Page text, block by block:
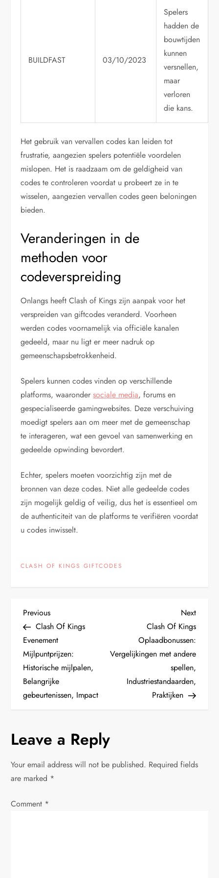
BUILDFAST 03/10/2023
Spelers
hadden de
bouwtijden
kunnen
versnellen,
maar
verloren
die kans.
Het gebruik van vervallen codes kan leiden tot
frustratie, aangezien spelers potentiële voordelen
mislopen. Het is raadzaam om de geldigheid van
codes te controleren voordat u probeert ze in te
wisselen, aangezien vervallen codes geen beloningen
bieden.
Veranderingen in de
methoden voor
codeverspreiding
Onlangs heeft Clash of Kings zijn aanpak voor het
verspreiden van giftcodes veranderd. Voorheen
werden codes voornamelijk via officiële kanalen
gedeeld, maar nu ligt er meer nadruk op
gemeenschapsbetrokkenheid.
Spelers kunnen codes vinden op verschillende
platforms, waarondersociale media, forums en
gespecialiseerde gamingwebsites. Deze verschuiving
moedigt spelers aan om meer met de gemeenschap
te interageren, wat een gevoel van samenwerking en
gedeelde opwinding bevordert.
Echter, spelers moeten voorzichtig zijn met de
bronnen van deze codes. Niet alle gedeelde codes
zijn mogelijk geldig of veilig, dus het is essentieel om
de authenticiteit van de platforms te verifiëren voordat
u codes inwisselt.
CLASH OF KINGS GIFTCODES
P
o
s
t
a
i
g
Previous
Post
Previous
Clash Of Kings
Evenement
Mijlpuntprijzen:
Historische mijlpalen,
Belangrijke
gebeurtenissen, Impact
Next
Post
Next
Clash Of Kings
Oplaadbonussen:
Vergelijkingen met andere
spellen,
Industriestandaarden,
Praktijken
Leave a Reply
Your email address will not be published. Required fields
are marked *
Comment *